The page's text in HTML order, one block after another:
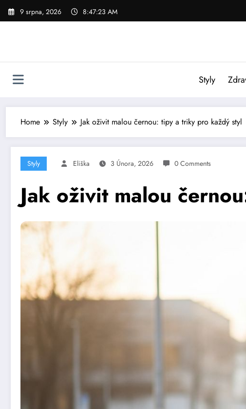
Skip
9 srpna, 2026 8:47:25 AM
Styly
Home Styly Jak oživit malou černou: tipy a triky pro každý styl
Styly Eliška 3 Února, 2026 0 Comments
Jak oživit malou